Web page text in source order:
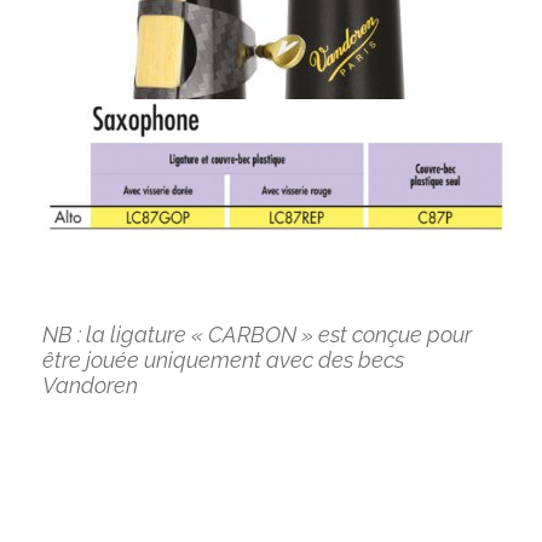
NB : la ligature « CARBON » est conçue pour
être jouée uniquement avec des becs
Vandoren